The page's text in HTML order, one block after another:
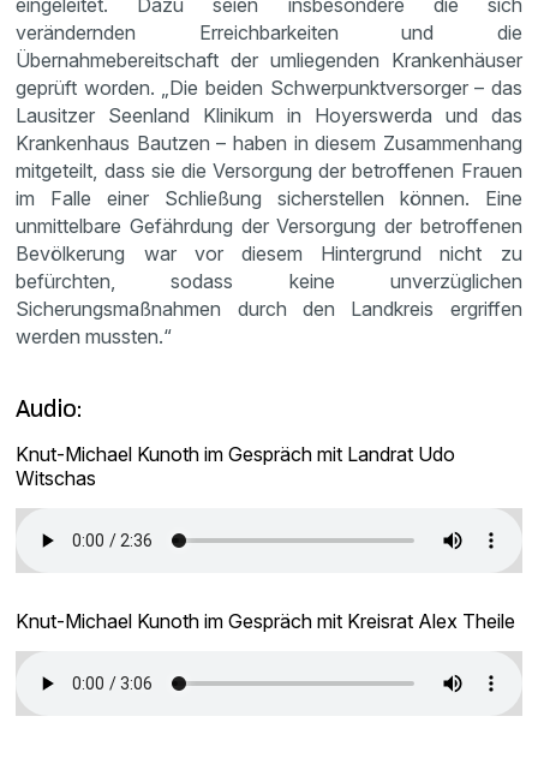
verändernden Erreichbarkeiten und die
Übernahmebereitschaft der umliegenden Krankenhäuser
geprüft worden. „Die beiden Schwerpunktversorger – das
Lausitzer Seenland Klinikum in Hoyerswerda und das
Krankenhaus Bautzen – haben in diesem Zusammenhang
mitgeteilt, dass sie die Versorgung der betroffenen Frauen
im Falle einer Schließung sicherstellen können. Eine
unmittelbare Gefährdung der Versorgung der betroffenen
Bevölkerung war vor diesem Hintergrund nicht zu
befürchten, sodass keine unverzüglichen
Sicherungsmaßnahmen durch den Landkreis ergriffen
werden mussten.“
Audio:
Knut-Michael Kunoth im Gespräch mit Landrat Udo
Witschas
Knut-Michael Kunoth im Gespräch mit Kreisrat Alex Theile